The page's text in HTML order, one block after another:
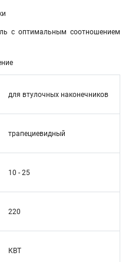
с оптимальным соотношением
для втулочных наконечников
трапециевидный
10 - 25
220
КВТ